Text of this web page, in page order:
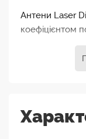
Антени Laser
коефіцієнтом
відстані до
дБ та рівнем